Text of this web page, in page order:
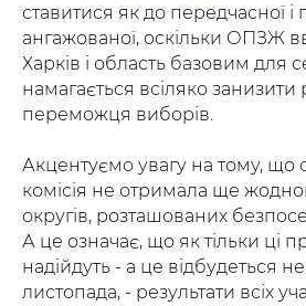
ставитися як до передчасної і
ангажованої, оскільки ОПЗЖ
Харків і область базовим для
намагається всіляко занизити
переможця виборів.
Акцентуємо увагу на тому, що
комісія не отримала ще
округів, розташованих
А це означає, що як тільки ці
надійдуть - а це відбудеться
листопада, - результати всіх